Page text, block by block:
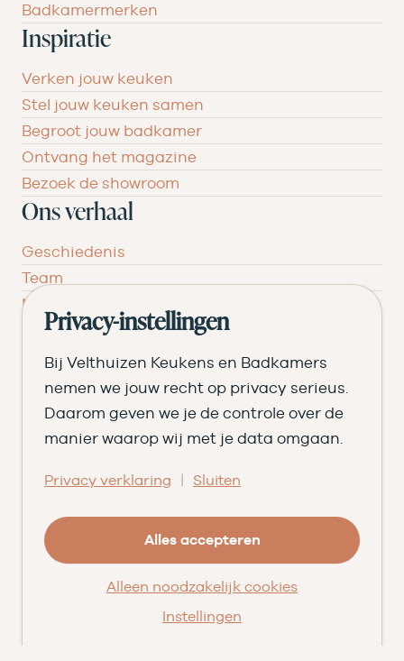
Badkamermerken
Inspiratie
Verken jouw keuken
Stel jouw keuken samen
Begroot jouw badkamer
Ontvang het magazine
Bezoek de showroom
Ons verhaal
Geschiedenis
Team
Nieuws
Pluspunten
Vacatures ➑
Openingstijden
09.00 tot 17.30
09.00 tot 20.00
09.00 tot 16.30
© Velthuizen Keukens en Badkamers
Privacy-instellingen
Bij Velthuizen Keukens en Badkamers
nemen we jouw recht op privacy serieus.
Daarom geven we je de controle over de
manier waarop wij met je data omgaan.
Privacy verklaring | Sluiten
Alles accepteren
Alleen noodzakelijk cookies
Instellingen